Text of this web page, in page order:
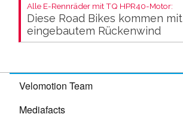
Alle E-Rennräder mit TQ HPR40-Motor:
Diese Road Bikes kommen mit
eingebautem Rückenwind
Velomotion Team
Mediafacts